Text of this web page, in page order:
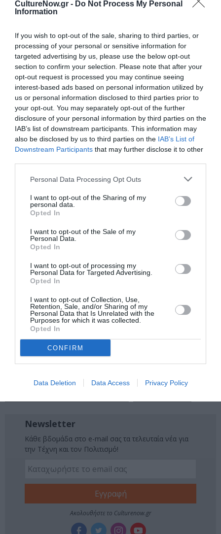
CultureNow.gr - Do Not Process My Personal
Information
If you wish to opt-out of the sale, sharing to third parties, or
processing of your personal or sensitive information for
targeted advertising by us, please use the below opt-out
section to confirm your selection. Please note that after your
opt-out request is processed you may continue seeing
interest-based ads based on personal information utilized by
us or personal information disclosed to third parties prior to
your opt-out. You may separately opt-out of the further
disclosure of your personal information by third parties on the
IAB’s list of downstream participants. This information may
also be disclosed by us to third parties on the IAB’s List of
Downstream Participants that may further disclose it to other
Personal Data Processing Opt Outs
I want to opt-out of the Sharing of my
personal data.
Opted In
I want to opt-out of the Sale of my
Personal Data.
Opted In
I want to opt-out of processing my
Personal Data for Targeted Advertising.
Opted In
I want to opt-out of Collection, Use,
Retention, Sale, and/or Sharing of my
Personal Data that Is Unrelated with the
Purposes for which it was collected.
Opted In
CONFIRM
Data Deletion Data Access Privacy Policy
09/05/2025
14/05/2025
17/05/2025
18/05/2025
Παρασκευή 9/5 20.00, Κυριακή 11/5 22.00, Τρίτη 13/5
21.15, Τετάρτη 14/5 22.00, Σάββατο 17/5 22.00,
Κυριακή 18/5 20.00
Τοποθεσία:
Θέατρο Επί Κολωνώ, Ναυπλίου 12, Κολωνός, Αθήνα
Θέατρο Επί Κολωνώ
παραστάσεις) | Early Bird: 9€ [Ισχύει 5-9 Μαΐου]
Πληροφορίες / Κρατήσεις:
Ακολουθήστε το Culturenow.gr στο
Δείτε όλα τατελευταία νέα
Νέοι Διαγωνισμοί❯
OFF OFF ATHENS
ΔΡΑΜΑ - ΚΟΙΝΩΝΙΚΟ - ΣΥΓΧΡΟΝΟ
ΕΛΛΗΝΙΚΟ ΕΡΓΟ
ΘΕΑΤΡΙΚΑ ΦΕΣΤΙΒΑΛ
Newsletter
Κάθε βδομάδα στο e-mail σας τα τελευταία νέα για
την Τέχνη και τον Πολιτισμό!
Ακολουθήστε το Culturenow.gr